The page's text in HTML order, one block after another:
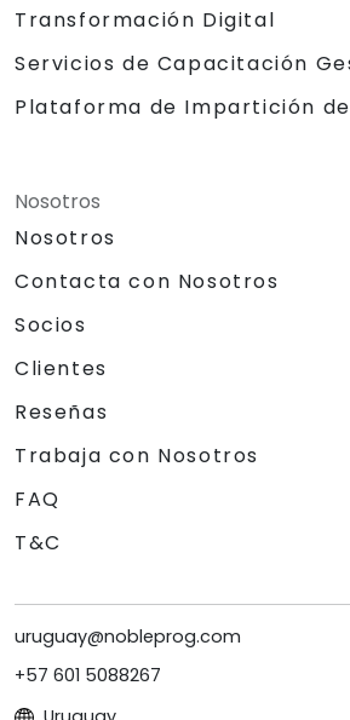
Transformación Digital
Servicios de Capacitación
Plataforma de Impartición
Nosotros
Nosotros
Contacta con Nosotros
Socios
Clientes
Reseñas
Trabaja con Nosotros
FAQ
T&C
uruguay@nobleprog.com
+57 601 5088267